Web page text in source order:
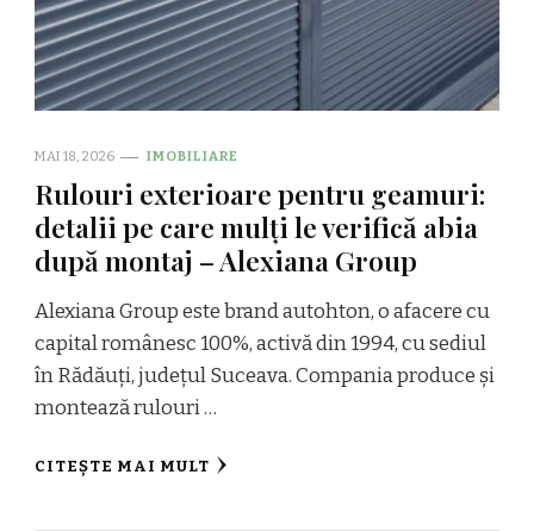
MAI 18, 2026 IMOBILIARE
Rulouri exterioare pentru geamuri:
detalii pe care mulți le verifică abia
după montaj – Alexiana Group
Alexiana Group este brand autohton, o afacere cu
capital românesc 100%, activă din 1994, cu sediul
în Rădăuți, județul Suceava. Compania produce și
montează rulouri …
CITEȘTE MAI MULT